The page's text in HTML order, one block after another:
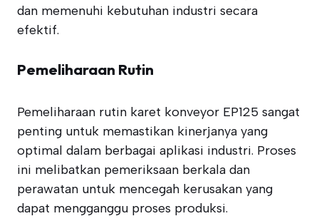
dan memenuhi kebutuhan industri secara
efektif.
Pemeliharaan Rutin
Pemeliharaan rutin karet konveyor EP125 sangat
penting untuk memastikan kinerjanya yang
optimal dalam berbagai aplikasi industri. Proses
ini melibatkan pemeriksaan berkala dan
perawatan untuk mencegah kerusakan yang
dapat mengganggu proses produksi.